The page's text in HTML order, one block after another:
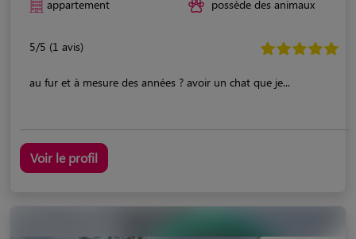
appartement possède des animaux
5/5 (1 avis)
au fur et à mesure des années ? avoir un chat que je...
Voir le profil